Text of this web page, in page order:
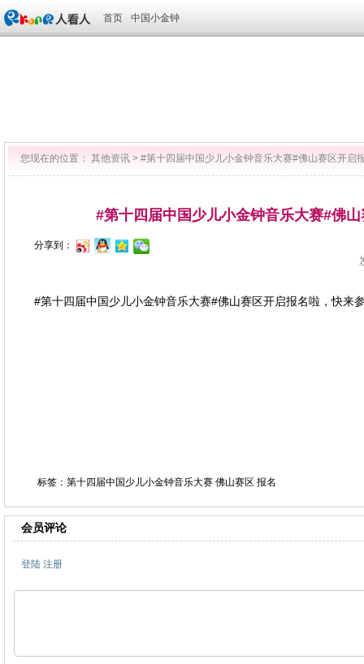
首页 中国小金钟
您现在的位置： 其他资讯 > ​#第十四届中国少儿小金钟音乐大赛#佛山赛区开启
​#第十四届中国少儿小金钟音乐大赛#佛
分享到：
#第十四届中国少儿小金钟音乐大赛#佛山赛区开启报名啦，快来
标签：第十四届中国少儿小金钟音乐大赛 佛山赛区 报名
会员评论
登陆 注册